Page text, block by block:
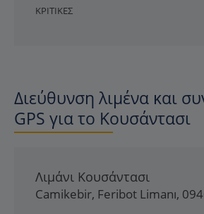
ΚΡΙΤΙΚΈΣ
Διεύθυνση λιμένα και
GPS για το Κουσάντασι
Λιμάνι Κουσάντασι
Camikebir, Feribot Limanı,